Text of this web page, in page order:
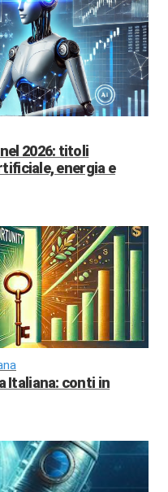
2026: titoli
energia e
Italiana: conti in